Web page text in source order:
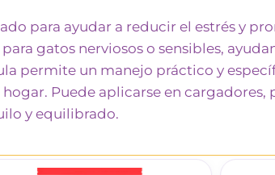
para ayudar a reducir el estrés y
gatos nerviosos o sensibles,
permite un manejo práctico y
Puede aplicarse en cargadores,
y equilibrado.